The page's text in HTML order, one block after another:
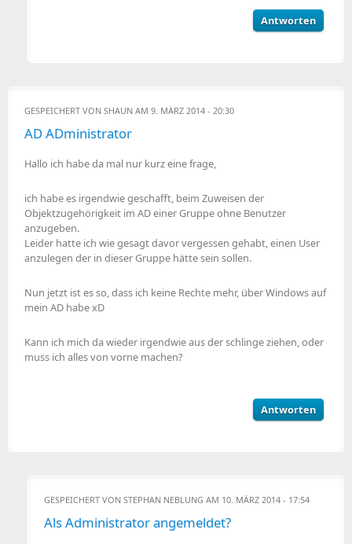
Antworten
GESPEICHERT VON SHAUN AM 9. MÄRZ 2014 - 20:30
AD ADministrator
Hallo ich habe da mal nur kurz eine frage,
ich habe es irgendwie geschafft, beim Zuweisen der
Objektzugehörigkeit im AD einer Gruppe ohne Benutzer
anzugeben.
Leider hatte ich wie gesagt davor vergessen gehabt, einen User
anzulegen der in dieser Gruppe hätte sein sollen.
Nun jetzt ist es so, dass ich keine Rechte mehr, über Windows auf
mein AD habe xD
Kann ich mich da wieder irgendwie aus der schlinge ziehen, oder
muss ich alles von vorne machen?
Antworten
GESPEICHERT VON STEPHAN NEBLUNG AM 10. MÄRZ 2014 - 17:54
Als Administrator angemeldet?